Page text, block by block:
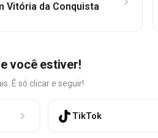
Vitória da Conquista
você estiver!
É só clicar e seguir!
TikTok